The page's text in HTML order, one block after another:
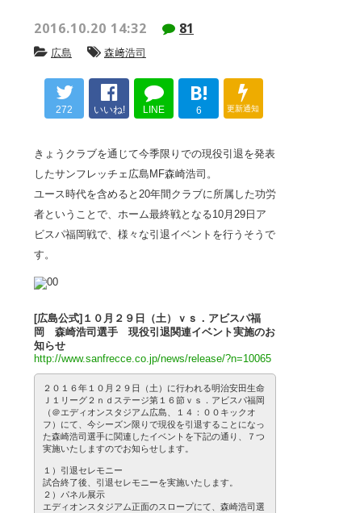
2016.10.20 14:32 81
広島 森﨑浩司
272 いいね! LINE
B!
6 更新通知
きょうクラブを通じて今季限りでの現役引退を発表
したサンフレッチェ広島MF森崎浩司。
ユース時代を含めると20年間クラブに所属した功労
者ということで、ホーム最終戦となる10月29日ア
ビスパ福岡戦で、様々な引退イベントを行うそうで
す。
[広島公式]１０月２９日（土）ｖｓ．アビスパ福
岡 森崎浩司選手 現役引退関連イベント実施のお
知らせ
http://www.sanfrecce.co.jp/news/release/?n=10065
２０１６年１０月２９日（土）に行われる明治安田生命
Ｊ１リーグ２ｎｄステージ第１６節ｖｓ．アビスパ福岡
（＠エディオンスタジアム広島、１４：００キックオ
フ）にて、今シーズン限りで現役を引退することになっ
た森崎浩司選手に関連したイベントを下記の通り、７つ
実施いたしますのでお知らせします。
１）引退セレモニー
試合終了後、引退セレモニーを実施いたします。
２）パネル展示
エディオンスタジアム正面のスロープにて、森崎浩司選